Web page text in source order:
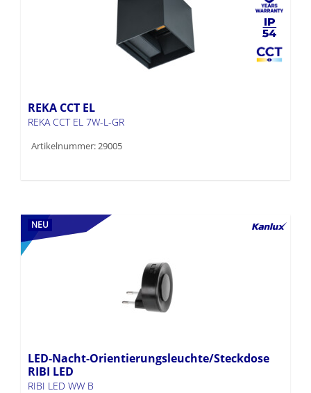
REKA CCT EL
REKA CCT EL 7W-L-GR
Artikelnummer: 29005
NEU
LED-Nacht-Orientierungsleuchte/Steckdose
RIBI LED
RIBI LED WW B